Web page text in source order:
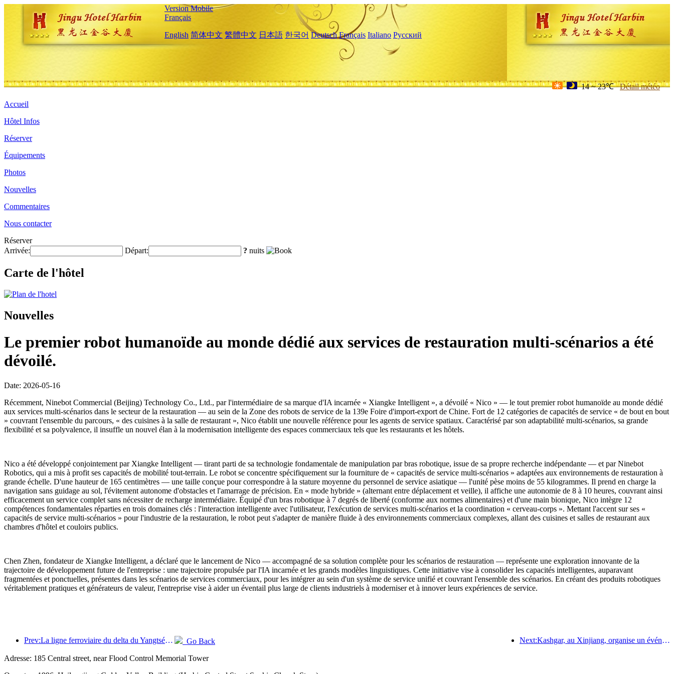
Version Mobile
Français
English 简体中文 繁體中文 日本語 한국어 Deutsch Français Italiano Русский
14 ~ 23℃ Détail météo
Accueil
Hôtel Infos
Réserver
Équipements
Photos
Nouvelles
Commentaires
Nous contacter
Réserver
Arrivée:
Départ: ? nuits
Carte de l'hôtel
Nouvelles
Le premier robot humanoïde au monde dédié aux services de restauration multi-scénarios a été
dévoilé.
Date: 2026-05-16
Récemment, Ninebot Commercial (Beijing) Technology Co., Ltd., par l'intermédiaire de sa marque d'IA incarnée « Xiangke Intelligent », a dévoilé « Nico » — le tout premier robot humanoïde au monde dédié
aux services multi-scénarios dans le secteur de la restauration — au sein de la Zone des robots de service de la 139e Foire d'import-export de Chine. Fort de 12 catégories de capacités de service « de bout en bout
» couvrant l'ensemble du parcours, « des cuisines à la salle de restaurant », Nico établit une nouvelle référence pour les agents de service spatiaux. Caractérisé par son adaptabilité multi-scénarios, sa grande
flexibilité et sa polyvalence, il insuffle un nouvel élan à la modernisation intelligente des espaces commerciaux tels que les restaurants et les hôtels.
Nico a été développé conjointement par Xiangke Intelligent — tirant parti de sa technologie fondamentale de manipulation par bras robotique, issue de sa propre recherche indépendante — et par Ninebot
Robotics, qui a mis à profit ses capacités de mobilité tout-terrain. Le robot se concentre spécifiquement sur la fourniture de « capacités de service multi-scénarios » adaptées aux environnements de restauration à
grande échelle. D'une hauteur de 165 centimètres — une taille conçue pour correspondre à la stature moyenne du personnel de service asiatique — l'unité pèse moins de 55 kilogrammes. Il prend en charge la
navigation sans guidage au sol, l'évitement autonome d'obstacles et l'amarrage de précision. En « mode hybride » (alternant entre déplacement et veille), il affiche une autonomie de 8 à 10 heures, couvrant ainsi
efficacement un service complet sans nécessiter de recharge intermédiaire. Équipé d'un bras robotique à 7 degrés de liberté (conforme aux normes alimentaires) et d'une main bionique, Nico intègre 12
compétences fondamentales réparties en trois domaines clés : l'interaction intelligente avec l'utilisateur, l'exécution de services multi-scénarios et la coordination « cerveau-corps ». Mettant l'accent sur ses «
capacités de service multi-scénarios » pour l'industrie de la restauration, le robot peut s'adapter de manière fluide à des environnements commerciaux complexes, allant des cuisines et salles de restaurant aux
chambres d'hôtel et couloirs publics.
Chen Zhen, fondateur de Xiangke Intelligent, a déclaré que le lancement de Nico — accompagné de sa solution complète pour les scénarios de restauration — représente une exploration innovante de la
trajectoire de développement future de l'entreprise : une trajectoire propulsée par l'IA incarnée et les grands modèles linguistiques. Cette initiative vise à consolider les capacités intelligentes, auparavant
fragmentées et ponctuelles, présentes dans les scénarios de services commerciaux, pour les intégrer au sein d'un système de service unifié et couvrant l'ensemble des scénarios. En créant des produits robotiques
véritablement pratiques et générateurs de valeur, l'entreprise vise à aider un éventail plus large de clients industriels à moderniser et à innover leurs expériences de service.
Prev:La ligne ferroviaire du delta du Yangtsé a transporté plus de 21,38 millions de passagers pendant les vacances du 1er mai. Next:Kashgar, au Xinjiang, organise un événement de promotion touristique pour favoriser les échanges interethniques.
Go Back
Adresse: 185 Central street, near Flood Control Memorial Tower